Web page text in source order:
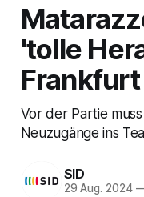
'tolle
Frankfurt
Vor der Partie
Neuzugänge ins
SID
29 Aug. 2024